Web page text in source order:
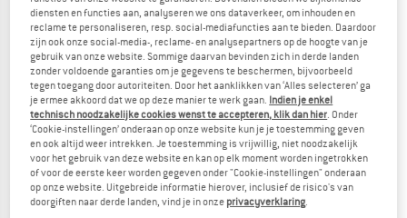
TENAYA
Aruma
Klimschoenen
€ 189,95€ 170,96
5,0(2)
TENAYA
Mastia
Klimschoenen
€ 179,95vanaf € 152,96
4,7(36)
diensten en functies aan, analyseren we ons dataverkeer, om inhouden en
reclame te personaliseren, resp. social-mediafuncties aan te bieden. Daardoor
zijn ook onze social-media-, reclame- en analysepartners op de hoogte van je
gebruik van onze website. Sommige daarvan bevinden zich in derde landen
zonder voldoende garanties om je gegevens te beschermen, bijvoorbeeld
tegen toegang door autoriteiten. Door het aanklikken van ‘Alles selecteren’ ga
je ermee akkoord dat we op deze manier te werk gaan. Indien je enkel
technisch noodzakelijke cookies wenst te accepteren, klik dan hier . Onder
‘Cookie-instellingen’ onderaan op onze website kun je je toestemming geven
en ook altijd weer intrekken. Je toestemming is vrijwillig, niet noodzakelijk
voor het gebruik van deze website en kan op elk moment worden ingetrokken
of voor de eerste keer worden gegeven onder "Cookie-instellingen" onderaan
op onze website. Uitgebreide informatie hierover, inclusief de risico's van
doorgiften naar derde landen, vind je in onze privacyverklaring